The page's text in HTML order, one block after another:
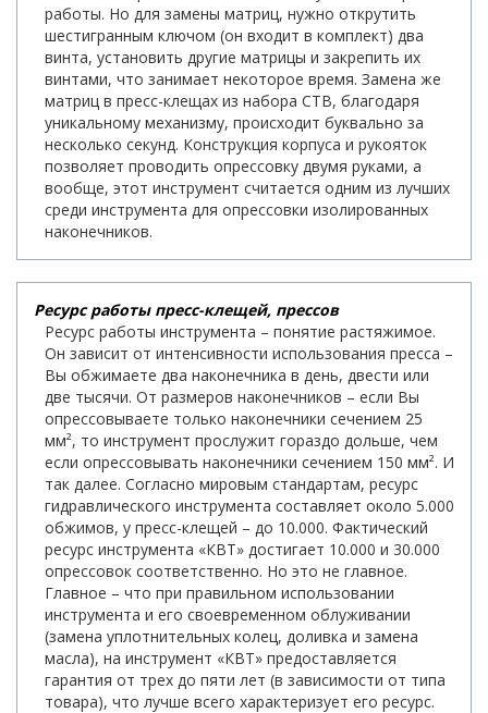
работы. Но для замены матриц, нужно открутить
шестигранным ключом (он входит в комплект) два
винта, установить другие матрицы и закрепить их
винтами, что занимает некоторое время. Замена же
матриц в пресс-клещах из набора СТВ, благодаря
уникальному механизму, происходит буквально за
несколько секунд. Конструкция корпуса и рукояток
позволяет проводить опрессовку двумя руками, а
вообще, этот инструмент считается одним из лучших
среди инструмента для опрессовки изолированных
наконечников.
Ресурс работы пресс-клещей, прессов
Ресурс работы инструмента – понятие растяжимое.
Он зависит от интенсивности использования пресса –
Вы обжимаете два наконечника в день, двести или
две тысячи. От размеров наконечников – если Вы
опрессовываете только наконечники сечением 25
мм², то инструмент прослужит гораздо дольше, чем
если опрессовывать наконечники сечением 150 мм². И
так далее. Согласно мировым стандартам, ресурс
гидравлического инструмента составляет около 5.000
обжимов, у пресс-клещей – до 10.000. Фактический
ресурс инструмента «КВТ» достигает 10.000 и 30.000
опрессовок соответственно. Но это не главное.
Главное – что при правильном использовании
инструмента и его своевременном облуживании
(замена уплотнительных колец, доливка и замена
масла), на инструмент «КВТ» предоставляется
гарантия от трех до пяти лет (в зависимости от типа
товара), что лучше всего характеризует его ресурс.